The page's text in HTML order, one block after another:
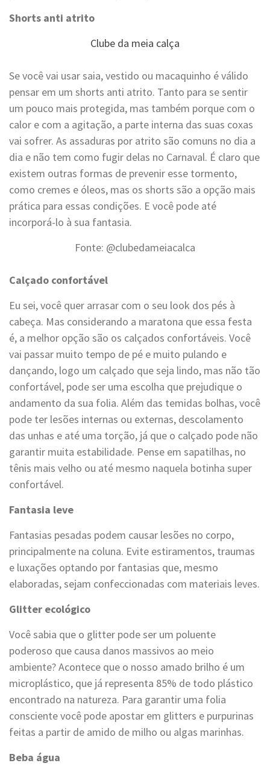
Shorts anti atrito
Clube da meia calça
Se você vai usar saia, vestido ou macaquinho é válido
pensar em um shorts anti atrito. Tanto para se sentir
um pouco mais protegida, mas também porque com o
calor e com a agitação, a parte interna das suas coxas
vai sofrer. As assaduras por atrito são comuns no dia a
dia e não tem como fugir delas no Carnaval. É claro que
existem outras formas de prevenir esse tormento,
como cremes e óleos, mas os shorts são a opção mais
prática para essas condições. E você pode até
incorporá-lo à sua fantasia.
Fonte: @clubedameiacalca
Calçado confortável
Eu sei, você quer arrasar com o seu look dos pés à
cabeça. Mas considerando a maratona que essa festa
é, a melhor opção são os calçados confortáveis. Você
vai passar muito tempo de pé e muito pulando e
dançando, logo um calçado que seja lindo, mas não tão
confortável, pode ser uma escolha que prejudique o
andamento da sua folia. Além das temidas bolhas, você
pode ter lesões internas ou externas, descolamento
das unhas e até uma torção, já que o calçado pode não
garantir muita estabilidade. Pense em sapatilhas, no
tênis mais velho ou até mesmo naquela botinha super
confortável.
Fantasia leve
Fantasias pesadas podem causar lesões no corpo,
principalmente na coluna. Evite estiramentos, traumas
e luxações optando por fantasias que, mesmo
elaboradas, sejam confeccionadas com materiais leves.
Glitter ecológico
Você sabia que o glitter pode ser um poluente
poderoso que causa danos massivos ao meio
ambiente? Acontece que o nosso amado brilho é um
microplástico, que já representa 85% de todo plástico
encontrado na natureza. Para garantir uma folia
consciente você pode apostar em glitters e purpurinas
feitas a partir de amido de milho ou algas marinhas.
Beba água